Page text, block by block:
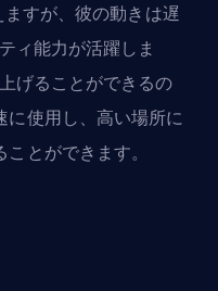
すが、彼の動きは遅
ィ能力が活躍しま
げることができるの
に使用し、高い場所に
とができます。